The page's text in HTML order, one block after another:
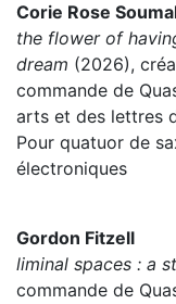
Corie Rose
the flower of
dream (2026),
commande de
arts et des lettres
Pour quatuor de
électroniques
Gordon Fitzell
liminal spaces : a
commande de